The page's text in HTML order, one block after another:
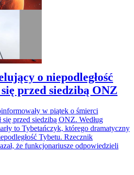
o niepodległość
przed siedzibą ONZ
w piątek o śmierci
przed siedzibą ONZ. Według
to Tybetańczyk, którego dramatyczny
Tybetu. Rzecznik
że funkcjonariusze odpowiedzieli